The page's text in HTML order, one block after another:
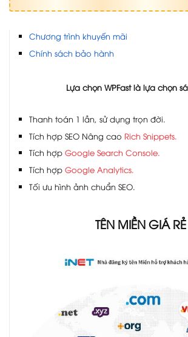
Chương trình khuyến mãi
Chính sách bảo hành
Lựa chọn WPFast là lựa chọn
Thanh toán 1 lần, sử dụng trọn đời.
Tích hợp SEO Nâng cao Rich Snippets.
Tích hợp Google Search Console.
Tích hợp Google Analytics.
Tối ưu hình ảnh chuẩn SEO.
TÊN MIỀN GIÁ RẺ